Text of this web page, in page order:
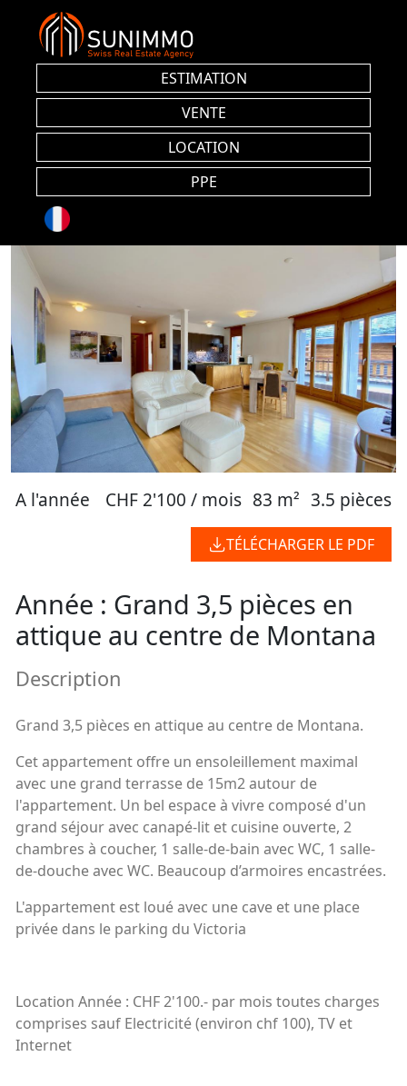
ESTIMATION
VENTE
LOCATION
PPE
A l'année CHF 2'100 / mois 83 m² 3.5 pièces
TÉLÉCHARGER LE PDF
Année : Grand 3,5 pièces en
attique au centre de Montana
Description
Grand 3,5 pièces en attique au centre de Montana.
Cet appartement offre un ensoleillement maximal
avec une grand terrasse de 15m2 autour de
l'appartement. Un bel espace à vivre composé d'un
grand séjour avec canapé-lit et cuisine ouverte, 2
chambres à coucher, 1 salle-de-bain avec WC, 1 salle-
de-douche avec WC. Beaucoup d’armoires encastrées.
L'appartement est loué avec une cave et une place
privée dans le parking du Victoria
Location Année : CHF 2'100.- par mois toutes charges
comprises sauf Electricité (environ chf 100), TV et
Internet